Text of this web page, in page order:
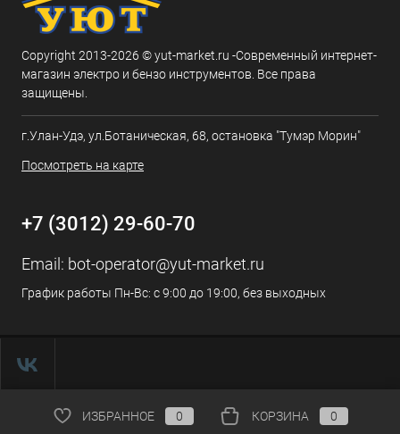
Copyright 2013-2026 © yut-market.ru -Современный интернет-
магазин электро и бензо инструментов. Все права
защищены.
г.Улан-Удэ, ул.Ботаническая, 68, остановка "Тумэр Морин"
Посмотреть на карте
+7 (3012) 29-60-70
Email: bot-operator@yut-market.ru
График работы Пн-Вс: с 9:00 до 19:00, без выходных
ИЗБРАННОЕ 0 КОРЗИНА 0